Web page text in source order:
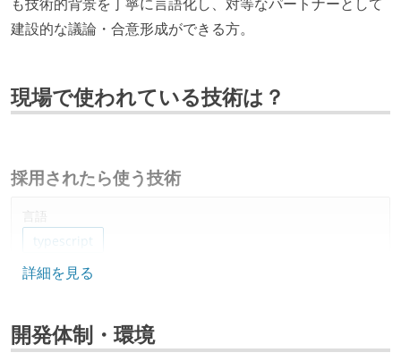
建設的な議論・合意形成ができる方。
現場で使われている技術は？
採用されたら使う技術
言語
typescript
フレームワーク
ソースコード管理
詳細を見る
開発体制・環境